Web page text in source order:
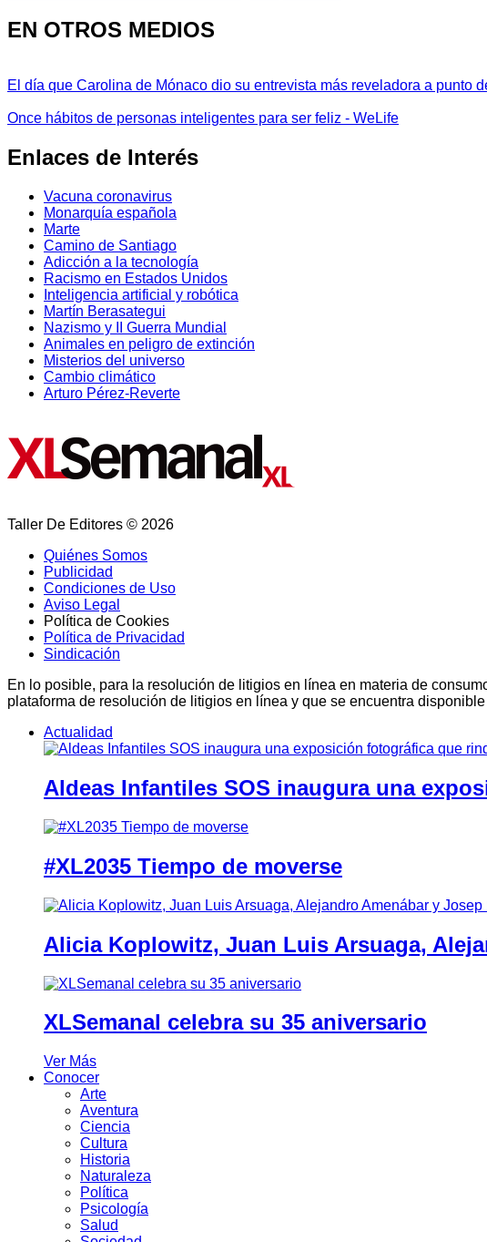
EN OTROS MEDIOS
El día que Carolina de Mónaco dio su entrevista más reveladora a punto
Once hábitos de personas inteligentes para ser feliz - WeLife
Enlaces de Interés
Vacuna coronavirus
Monarquía española
Marte
Camino de Santiago
Adicción a la tecnología
Racismo en Estados Unidos
Inteligencia artificial y robótica
Martín Berasategui
Nazismo y II Guerra Mundial
Animales en peligro de extinción
Misterios del universo
Cambio climático
Arturo Pérez-Reverte
Taller De Editores © 2026
Quiénes Somos
Publicidad
Condiciones de Uso
Aviso Legal
Política de Cookies
Política de Privacidad
Sindicación
En lo posible, para la resolución de litigios en línea en materia de
plataforma de resolución de litigios en línea y que se encuentra
Actualidad
Aldeas Infantiles SOS inaugura una
#XL2035 Tiempo de moverse
Alicia Koplowitz, Juan Luis Arsuaga,
XLSemanal celebra su 35 aniversario
Ver Más
Conocer
Arte
Aventura
Ciencia
Cultura
Historia
Naturaleza
Política
Psicología
Salud